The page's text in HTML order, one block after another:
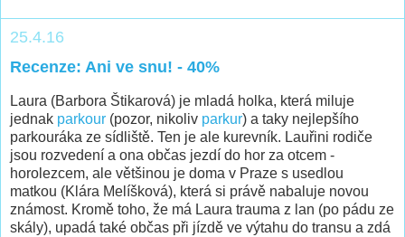
25.4.16
Recenze: Ani ve snu! - 40%
Laura (Barbora Štikarová) je mladá holka, která miluje
jednak parkour (pozor, nikoliv parkur) a taky nejlepšího
parkouráka ze sídliště. Ten je ale kurevník. Lauřini rodiče
jsou rozvedení a ona občas jezdí do hor za otcem -
horolezcem, ale většinou je doma v Praze s usedlou
matkou (Klára Melíšková), která si právě nabaluje novou
známost. Kromě toho, že má Laura trauma z lan (po pádu ze
skály), upadá také občas při jízdě ve výtahu do transu a zdá